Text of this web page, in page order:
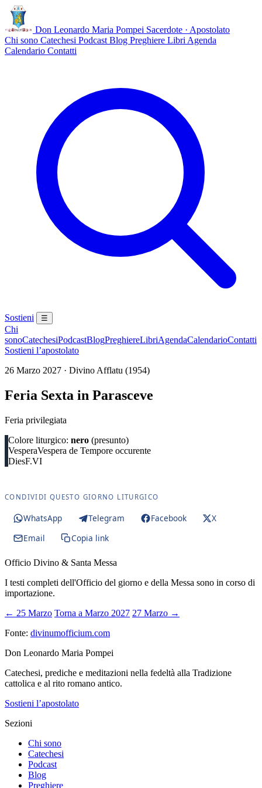
Don Leonardo Maria Pompei Sacerdote · Apostolato
Chi sono Catechesi Podcast Blog Preghiere Libri Agenda
Calendario Contatti
Sostieni ☰
Chi
sonoCatechesiPodcastBlogPreghiereLibriAgendaCalendarioContatti
Sostieni l’apostolato
26 Marzo 2027 · Divino Afflatu (1954)
Feria Sexta in Parasceve
Feria privilegiata
Colore liturgico: nero (presunto)
VesperaVespera de Tempore occurente
DiesF.VI
CONDIVIDI QUESTO GIORNO LITURGICO
WhatsApp Telegram Facebook
X
Email
Copia link
Officio Divino & Santa Messa
I testi completi dell'Officio del giorno e della Messa sono in corso di
importazione.
← 25 Marzo Torna a Marzo 2027 27 Marzo →
Fonte: divinumofficium.com
Don Leonardo Maria Pompei
Catechesi, prediche e meditazioni nella fedeltà alla Tradizione
cattolica e al rito romano antico.
Sostieni l’apostolato
Sezioni
Chi sono
Catechesi
Podcast
Blog
Preghiere